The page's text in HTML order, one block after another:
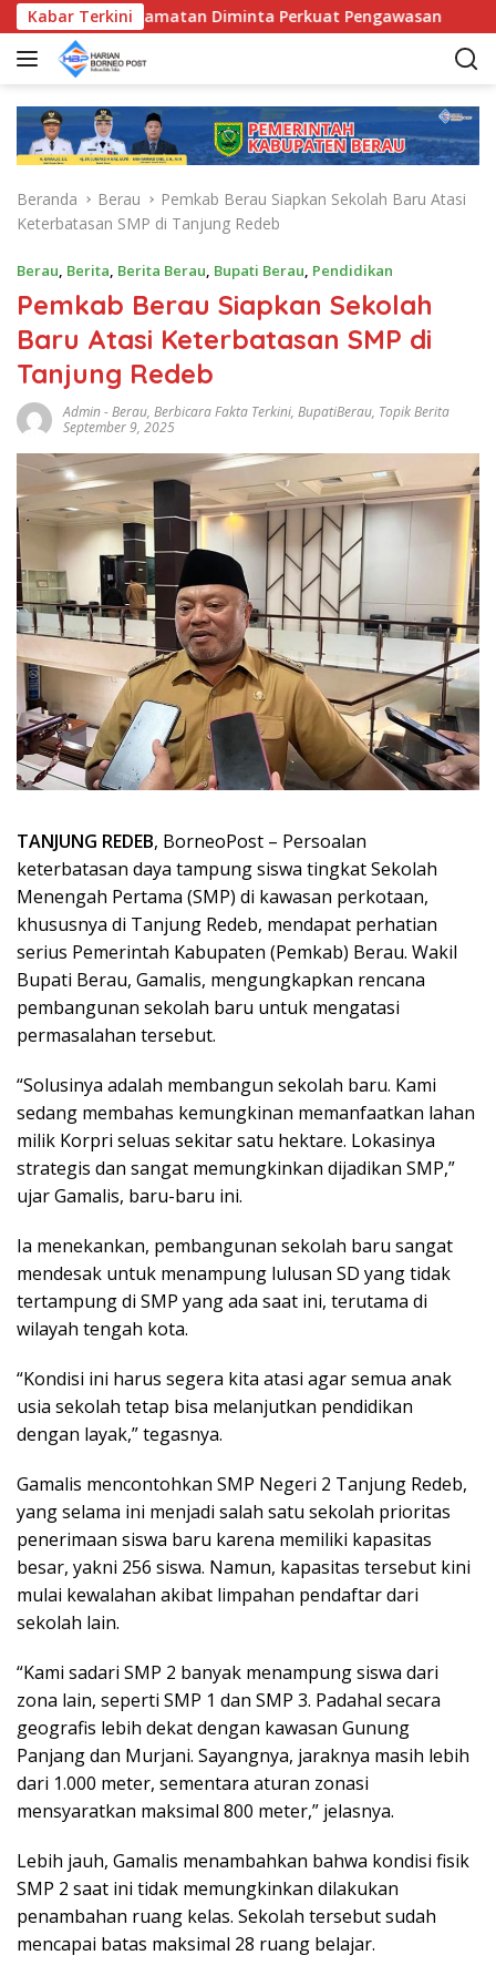
a
Kabar Terkini
Kecamatan Diminta Perkuat Pengawasan
Beranda Berau
Pemkab Berau Siapkan Sekolah Baru Atasi
Keterbatasan SMP di Tanjung Redeb
Berau, Berita, Berita Berau, Bupati Berau, Pendidikan
Pemkab Berau Siapkan Sekolah
Baru Atasi Keterbatasan SMP di
Tanjung Redeb
Admin-Berau, Berbicara Fakta Terkini, BupatiBerau, Topik Berita
September 9, 2025
TANJUNG REDEB, BorneoPost – Persoalan
keterbatasan daya tampung siswa tingkat Sekolah
Menengah Pertama (SMP) di kawasan perkotaan,
khususnya di Tanjung Redeb, mendapat perhatian
serius Pemerintah Kabupaten (Pemkab) Berau. Wakil
Bupati Berau, Gamalis, mengungkapkan rencana
pembangunan sekolah baru untuk mengatasi
permasalahan tersebut.
“Solusinya adalah membangun sekolah baru. Kami
sedang membahas kemungkinan memanfaatkan lahan
milik Korpri seluas sekitar satu hektare. Lokasinya
strategis dan sangat memungkinkan dijadikan SMP,”
ujar Gamalis, baru-baru ini.
Ia menekankan, pembangunan sekolah baru sangat
mendesak untuk menampung lulusan SD yang tidak
tertampung di SMP yang ada saat ini, terutama di
wilayah tengah kota.
“Kondisi ini harus segera kita atasi agar semua anak
usia sekolah tetap bisa melanjutkan pendidikan
dengan layak,” tegasnya.
Gamalis mencontohkan SMP Negeri 2 Tanjung Redeb,
yang selama ini menjadi salah satu sekolah prioritas
penerimaan siswa baru karena memiliki kapasitas
besar, yakni 256 siswa. Namun, kapasitas tersebut kini
mulai kewalahan akibat limpahan pendaftar dari
sekolah lain.
“Kami sadari SMP 2 banyak menampung siswa dari
zona lain, seperti SMP 1 dan SMP 3. Padahal secara
geografis lebih dekat dengan kawasan Gunung
Panjang dan Murjani. Sayangnya, jaraknya masih lebih
dari 1.000 meter, sementara aturan zonasi
mensyaratkan maksimal 800 meter,” jelasnya.
Lebih jauh, Gamalis menambahkan bahwa kondisi fisik
SMP 2 saat ini tidak memungkinkan dilakukan
penambahan ruang kelas. Sekolah tersebut sudah
mencapai batas maksimal 28 ruang belajar.